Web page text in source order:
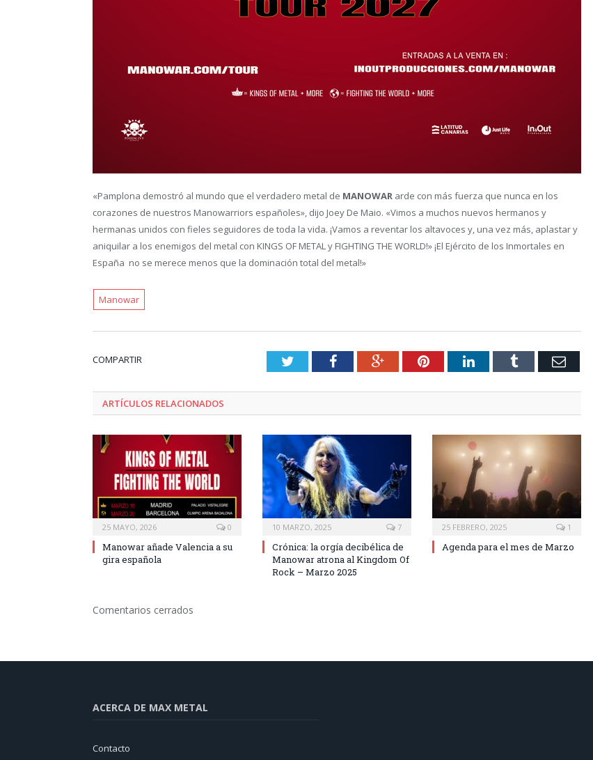
«Pamplona demostró al mundo que el verdadero metal de MANOWAR arde con más fuerza que nunca en los
corazones de nuestros Manowarriors españoles», dijo Joey De Maio. «Vimos a muchos nuevos hermanos y
hermanas unidos con fieles seguidores de toda la vida. ¡Vamos a reventar los altavoces y, una vez más, aplastar y
aniquilar a los enemigos del metal con KINGS OF METAL y FIGHTING THE WORLD!» ¡El Ejército de los Inmortales en
España no se merece menos que la dominación total del metal!»
Manowar
COMPARTIR TwitterFacebookGoogle+PinterestLinkedInTumblr Email
ARTÍCULOS RELACIONADOS
25 MAYO, 2026 0
Manowar añade Valencia a su
gira española
10 MARZO, 2025 7
Crónica: la orgía decibélica de
Manowar atrona al Kingdom Of
Rock – Marzo 2025
25 FEBRERO, 2025 1
Agenda para el mes de Marzo
Comentarios cerrados
ACERCA DE MAX METAL
Contacto